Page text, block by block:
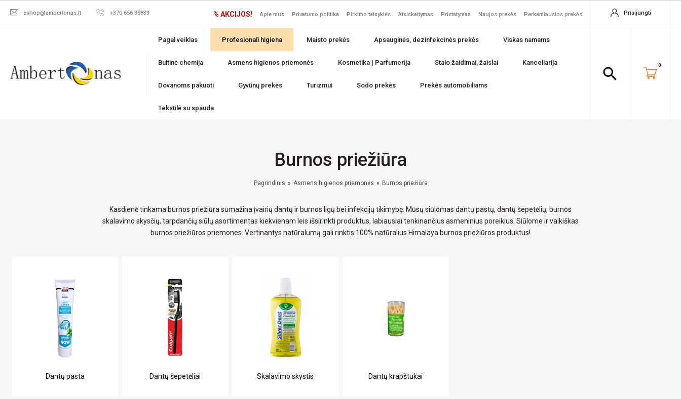
eshop@ambertonas.lt +370 656 39833 % AKCIJOS! Apie mus Privatumo politika Pirkimo taisyklės Atsiskaitymas Pristatymas Naujos prekės Perkamiausios prekės Prisijungti
Pagal veiklas Profesionali higiena Maisto prekės Apsauginės, dezinfekcinės prekės Viskas namams
Buitinė chemija Asmens higienos priemonės Kosmetika | Parfumerija Stalo žaidimai, žaislai Kanceliarija
Dovanoms pakuoti Gyvūnų prekės Turizmui Sodo prekės Prekės automobiliams
Tekstilė su spauda
search 0
Burnos priežiūra
Pagrindinis Asmens higienos priemonės Burnos priežiūra
Kasdienė tinkama burnos priežiūra sumažina įvairių dantų ir burnos ligų bei infekcijų tikimybę. Mūsų siūlomas dantų pastų, dantų šepetėlių, burnos
skalavimo skysčių, tarpdančių siūlų asortimentas kiekvienam leis išsirinkti produktus, labiausiai tenkinančius asmeninius poreikius. Siūlome ir vaikiškas
burnos priežiūros priemones. Vertinantys natūralumą gali rinktis 100% natūralius Himalaya burnos priežiūros produktus!
Dantų pasta Dantų šepetėliai Skalavimo skystis Dantų krapštukai